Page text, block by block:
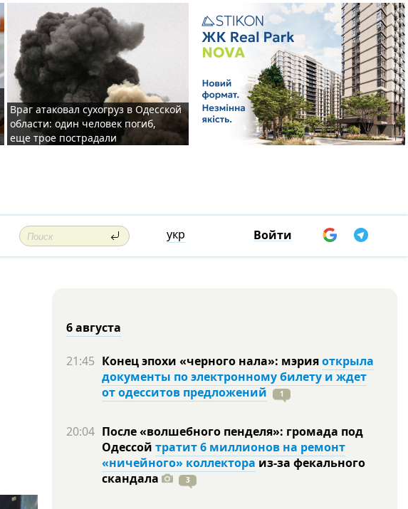
Враг атаковал сухогруз в Одесской
области: один человек погиб,
еще трое пострадали
укр Войти
6 августа
21:45 Конец эпохи «черного нала»: мэрияоткрыла
документы по электронному билету и ждет
от одесситов предложений
1
20:04 После «волшебного пенделя»: громада под
Одессой тратит 6 миллионов на ремонт
«ничейного» коллектора из-за фекального
скандала
3